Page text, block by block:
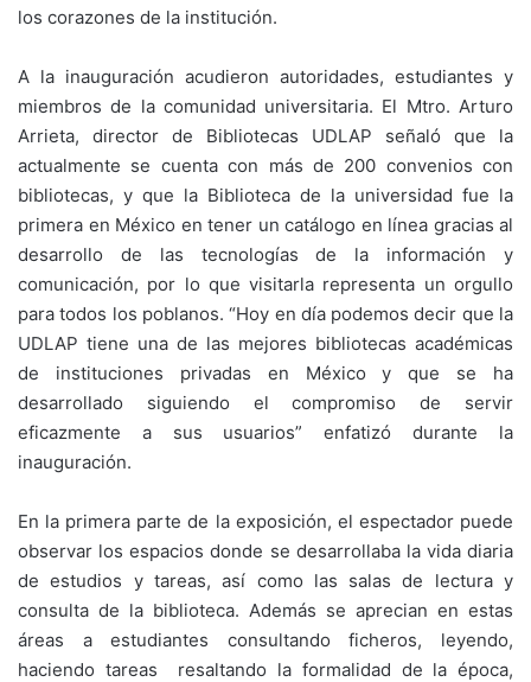
los corazones de la institución.
A la inauguración acudieron autoridades, estudiantes y
miembros de la comunidad universitaria. El Mtro. Arturo
Arrieta, director de Bibliotecas UDLAP señaló que la
actualmente se cuenta con más de 200 convenios con
bibliotecas, y que la Biblioteca de la universidad fue la
primera en México en tener un catálogo en línea gracias al
desarrollo de las tecnologías de la información y
comunicación, por lo que visitarla representa un orgullo
para todos los poblanos. “Hoy en día podemos decir que la
UDLAP tiene una de las mejores bibliotecas académicas
de instituciones privadas en México y que se ha
desarrollado siguiendo el compromiso de servir
eficazmente a sus usuarios” enfatizó durante la
inauguración.
En la primera parte de la exposición, el espectador puede
observar los espacios donde se desarrollaba la vida diaria
de estudios y tareas, así como las salas de lectura y
consulta de la biblioteca. Además se aprecian en estas
áreas a estudiantes consultando ficheros, leyendo,
haciendo tareas resaltando la formalidad de la época,